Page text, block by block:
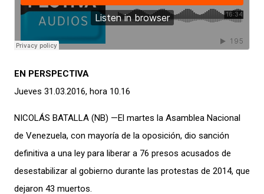
EN PERSPECTIVA
Jueves 31.03.2016, hora 10.16
NICOLÁS BATALLA (NB) —El martes la Asamblea Nacional
de Venezuela, con mayoría de la oposición, dio sanción
definitiva a una ley para liberar a 76 presos acusados de
desestabilizar al gobierno durante las protestas de 2014, que
dejaron 43 muertos.